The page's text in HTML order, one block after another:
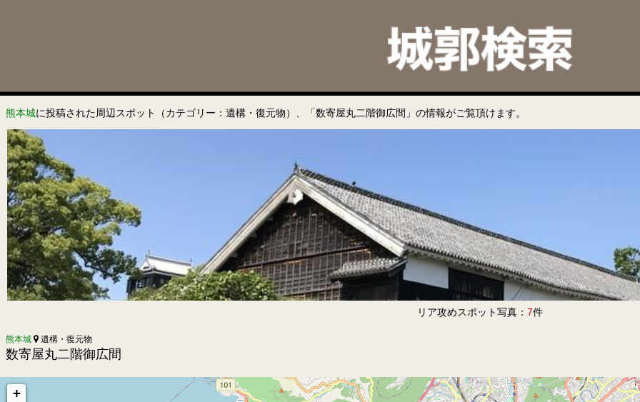
熊本城に投稿された周辺スポット（カテゴリー：遺構・復元物）、「数寄屋丸二階御広間」の情報がご覧頂けます。
リア攻めスポット写真： 7件
熊本城 遺構・復元物
数寄屋丸二階御広間
+